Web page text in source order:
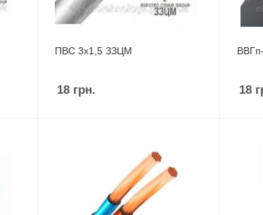
ПВС 3х1,5 ЗЗЦМ
18грн. 18